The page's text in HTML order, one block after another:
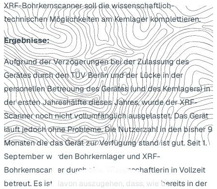
XRF-Bohrkernscanner soll die wissenschaftlich-
technischen Möglichkeiten am Kernlager komplettieren.
Ergebnisse:
Aufgrund der Verzögerungen bei der Zulassung des
Gerätes durch den TÜV Berlin und der Lücke in der
personellen Betreuung des Gerätes (und des Kernlagers) in
der ersten Jahreshälfte dieses Jahres, wurde der XRF-
Scanner noch nicht vollumfänglich ausgelastet. Das Gerät
läuft jedoch ohne Probleme. Die Nutzerzahl in den bisher 9
Monaten die das Gerät zur Verfügung stand ist gut. Seit 1.
September werden Bohrkernlager und XRF-
Bohrkernscanner durch eine Wissenschaftlerin in Vollzeit
betreut. Es ist davon auszugehen, dass, wie bereits in der